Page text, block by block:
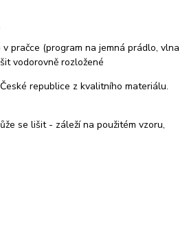
pračce (program na jemná prádlo, vlna
vodorovně rozložené
republice z kvalitního materiálu.
se lišit - záleží na použitém vzoru,